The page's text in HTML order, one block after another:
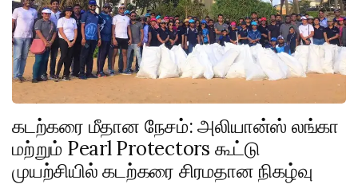
கடற்கரை மீதான நேசம்: அலியான்ஸ் லங்கா
மற்றும் Pearl Protectors கூட்டு
முயற்சியில் கடற்கரை சிரமதான நிகழ்வு